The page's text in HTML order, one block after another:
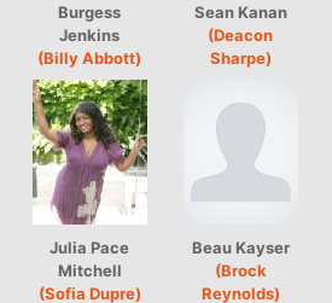
Burgess
Jenkins
(Billy Abbott)
Sean Kanan
(Deacon
Sharpe)
Julia Pace
Mitchell
(Sofia Dupre)
Beau Kayser
(Brock
Reynolds)